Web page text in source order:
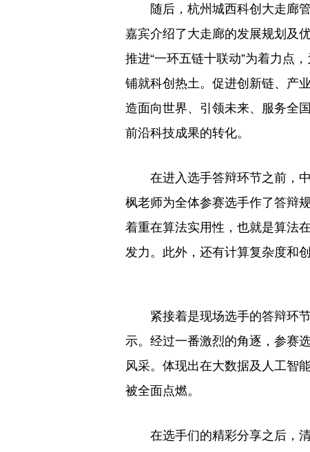
随后，杭州城西科创大走廊
嘉宾介绍了大走廊的发展规划及
推进“一环五链十联动”为着力点
铺就科创热土。促进创新链、产
造面向世界、引领未来、服务全
前沿科技成果的转化。
在进入选手答辩环节之前，
枫老师为全体参赛选手作了答辩
着重在算法实用性，也就是算法
发力。此外，还有计算复杂度和
紧接着是现场选手的答辩环
示。经过一番激烈的角逐，参赛
风采。体现出在大数据及人工智
被全面点燃。
在选手们的精彩分享之后，